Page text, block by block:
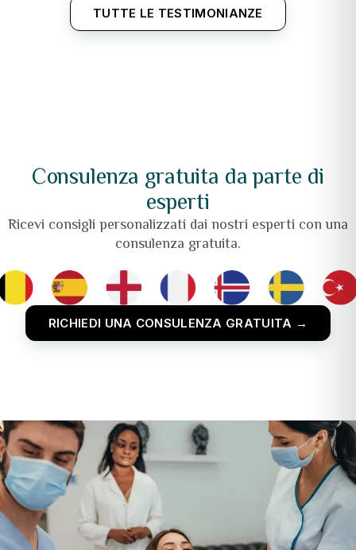
TUTTE LE TESTIMONIANZE
Consulenza gratuita da parte di
esperti
Ricevi consigli personalizzati dai nostri esperti con una
consulenza gratuita.
RICHIEDI UNA CONSULENZA GRATUITA →